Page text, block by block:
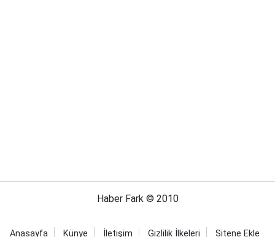
Haber Fark © 2010
Anasayfa Künye İletişim Gizlilik İlkeleri Sitene Ekle